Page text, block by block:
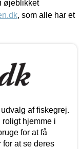
øjeblikket
, som alle har et
af fiskegrej.
hjemme i
for at få
at se deres